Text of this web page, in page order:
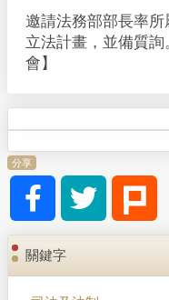
邀請法務部部長率
立法計畫，並備質
會】
分享
關鍵字